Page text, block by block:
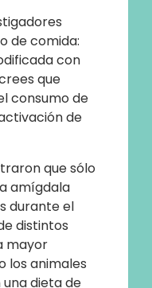
de comida:
con
que
consumo de
de
que sólo
amígdala
durante el
distintos
mayor
los animales
dieta de